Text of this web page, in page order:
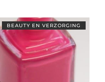
BEAUTY EN VERZORGING